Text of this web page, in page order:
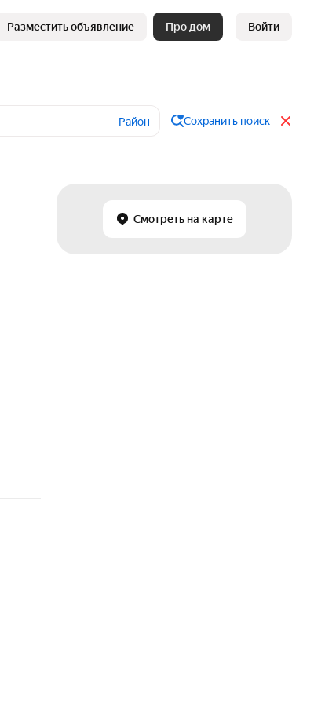
Разместить объявление Про дом Войти
Район Сохранить поиск
Смотреть на карте